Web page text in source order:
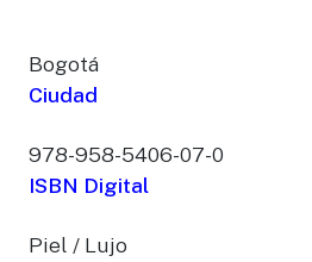
Bogotá
Ciudad
978-958-5406-07-0
ISBN Digital
Piel / Lujo